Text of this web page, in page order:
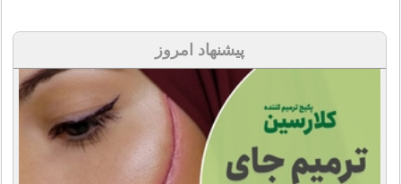
پیشنهاد امروز